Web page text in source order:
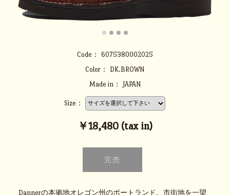
Code：
6075380002025
Color：
DK.BROWN
Made in：
JAPAN
Size：
￥18,480 (tax in)
Dannerの本拠地オレゴン州のポートランド。市街地を一望